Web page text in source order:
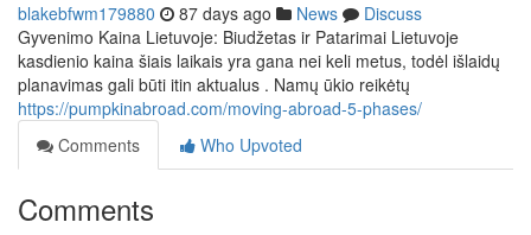
blakebfwm179880 87 days ago News
Discuss
Gyvenimo Kaina Lietuvoje: Biudžetas ir Patarimai Lietuvoje
kasdienio kaina šiais laikais yra gana nei keli metus, todėl išlaidų
planavimas gali būti itin aktualus . Namų ūkio reikėtų
https://pumpkinabroad.com/moving-abroad-5-phases/
Comments
Who Upvoted
Comments